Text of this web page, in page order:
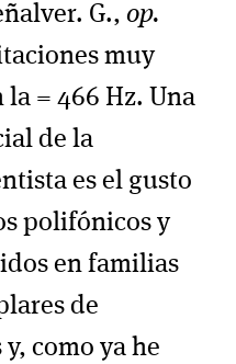
G.,op.
muy
la = 466 Hz. Una
de la
es el gusto
polifónicos y
en familias
de
como ya he